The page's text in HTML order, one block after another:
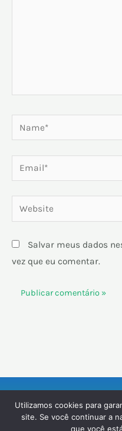
Name*
Email*
Website
Salvar meus dados
vez que eu comentar.
F
a
I
n
Utilizamos cookies para
site. Se você continuar a
que você